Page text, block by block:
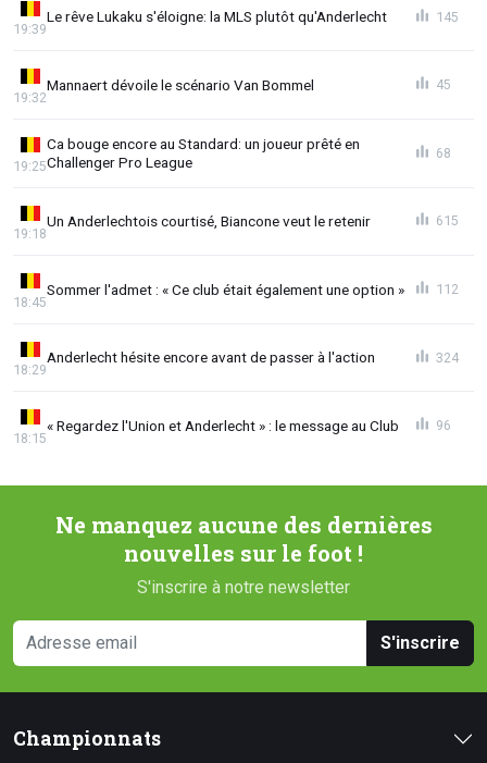
Le rêve Lukaku s'éloigne: la MLS plutôt qu'Anderlecht
19:39
145
Mannaert dévoile le scénario Van Bommel
19:32
45
Ca bouge encore au Standard: un joueur prêté en
Challenger Pro League
19:25
68
Un Anderlechtois courtisé, Biancone veut le retenir
19:18
615
Sommer l'admet : « Ce club était également une option »
18:45
112
Anderlecht hésite encore avant de passer à l'action
18:29
324
« Regardez l'Union et Anderlecht » : le message au Club
18:15
96
Ne manquez aucune des dernières
nouvelles sur le foot !
S'inscrire à notre newsletter
S'inscrire
Championnats